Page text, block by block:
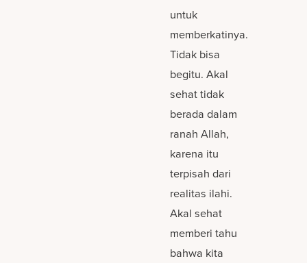
untuk
memberkatinya.
Tidak bisa
begitu. Akal
sehat tidak
berada dalam
ranah Allah,
karena itu
terpisah dari
realitas ilahi.
Akal sehat
memberi tahu
bahwa kita